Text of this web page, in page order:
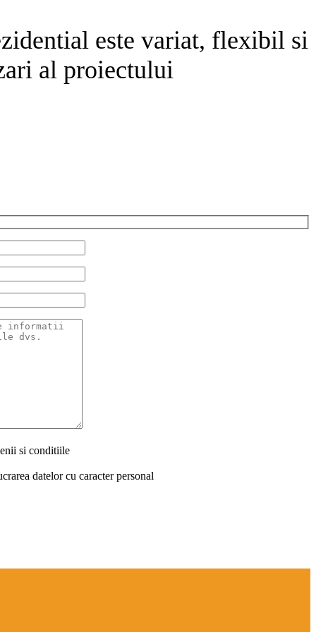
este variat, flexibil si
al proiectului
si conditiile
datelor cu caracter personal